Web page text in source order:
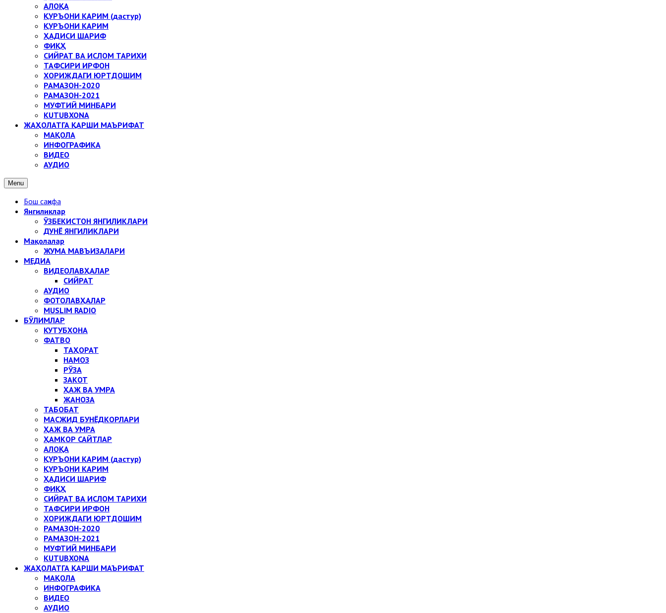
АЛОҚА
ҚУРЪОНИ КАРИМ (дастур)
ҚУРЪОНИ КАРИМ
ҲАДИСИ ШАРИФ
ФИҚҲ
СИЙРАТ ВА ИСЛОМ ТАРИХИ
ТАФСИРИ ИРФОН
ХОРИЖДАГИ ЮРТДОШИМ
РАМАЗОН-2020
РАМАЗОН-2021
МУФТИЙ МИНБАРИ
KUTUBXONA
ЖАҲОЛАТГА ҚАРШИ МАЪРИФАТ
МАҚОЛА
ИНФОГРАФИКА
ВИДЕО
АУДИО
Menu
Бош саҳифа
Янгиликлар
ЎЗБЕКИСТОН ЯНГИЛИКЛАРИ
ДУНЁ ЯНГИЛИКЛАРИ
Мақолалар
ЖУМА МАВЪИЗАЛАРИ
МЕДИА
ВИДЕОЛАВҲАЛАР
СИЙРАТ
АУДИО
ФОТОЛАВҲАЛАР
MUSLIM RADIO
БЎЛИМЛАР
КУТУБХОНА
ФАТВО
ТАҲОРАТ
НАМОЗ
РЎЗА
ЗАКОТ
ҲАЖ ВА УМРА
ЖАНОЗА
ТАБОБАТ
МАСЖИД БУНЁДКОРЛАРИ
ҲАЖ ВА УМРА
ҲАМКОР САЙТЛАР
АЛОҚА
ҚУРЪОНИ КАРИМ (дастур)
ҚУРЪОНИ КАРИМ
ҲАДИСИ ШАРИФ
ФИҚҲ
СИЙРАТ ВА ИСЛОМ ТАРИХИ
ТАФСИРИ ИРФОН
ХОРИЖДАГИ ЮРТДОШИМ
РАМАЗОН-2020
РАМАЗОН-2021
МУФТИЙ МИНБАРИ
KUTUBXONA
ЖАҲОЛАТГА ҚАРШИ МАЪРИФАТ
МАҚОЛА
ИНФОГРАФИКА
ВИДЕО
АУДИО